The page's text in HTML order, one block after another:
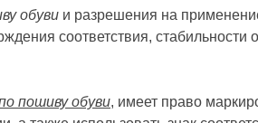
обуви и разрешения на
соответствия,
пошиву обуви, имеет право